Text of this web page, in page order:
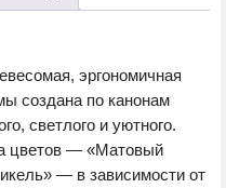
эргономичная
создана по канонам
светлого и уютного.
цветов — «Матовый
— в зависимости от